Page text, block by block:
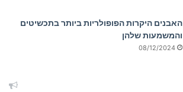
האבנים היקרות הפופולריות ביותר בתכשיטים
והמשמעות שלהן
08/12/2024